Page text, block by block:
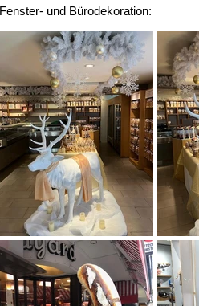
Fenster- und Bürodekoration: